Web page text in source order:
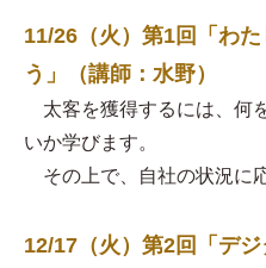
11/26（火）第1回「わ
う」（講師：水野）
太客を獲得するには、何
いか学びます。
その上で、自社の状況に
12/17（火）第2回「デジ